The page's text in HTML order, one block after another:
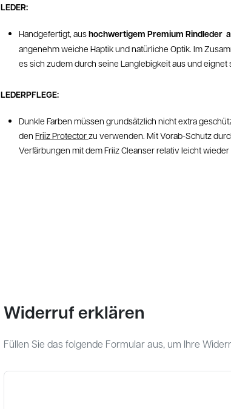
LEDER:
Handgefertigt, aushochwertigem Premium Rindleder
angenehm weiche Haptik und natürliche Optik. Im
es sich zudem durch seine Langlebigkeit aus und
LEDERPFLEGE:
Dunkle Farben müssen grundsätzlich nicht extra
den Friiz Protectorzu verwenden. Mit Vorab-Schutz
Verfärbungen mit dem Friiz Cleanser relativ leicht
Widerruf erklären
Füllen Sie das folgende Formular aus, um Ihre